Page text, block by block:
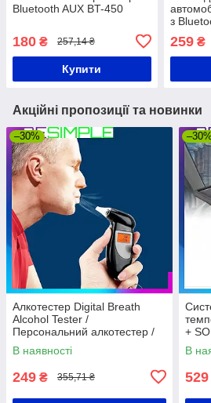
Bluetooth AUX BT-450
180 ₴ 257,14 ₴
Купити
з
259₴
Акційні пропозиції та новинки
–30%
Алкотестер Digital Breath
Alcohol Tester /
Персональний алкотестер /
Алкометр
В наявності
249 ₴ 355,71 ₴
–30%
+
В
529